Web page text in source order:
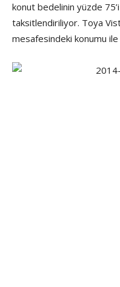
konut bedelinin yüzde
taksitlendiriliyor. Toya
mesafesindeki konumu